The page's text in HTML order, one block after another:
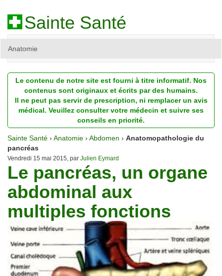
Sainte Santé
Anatomie
Diagnostic
Dossiers
Homéopathie
Nutrition
Pathologie
Psychologie
Recherches
Traitements
Le contenu de notre site est fourni à titre informatif. Nos
contenus sont originaux et écrits par des humains.
Il ne peut pas servir de prescription, ni remplacer un avis
médical. Veuillez consulter votre médecin et suivre ses
conseils en priorité.
Sainte Santé › Anatomie › Abdomen › Anatomopathologie du
pancréas
Vendredi 15 mai 2015, par Julien Eymard
Le pancréas, un organe
abdominal aux
multiples fonctions